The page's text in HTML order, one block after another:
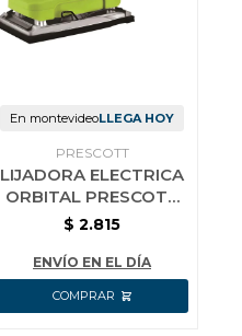
En montevideoLLEGA HOY
PRESCOTT
LIJADORA ELECTRICA
ORBITAL PRESCOTT
320W 14000 RPM
$ 2.815
ENVÍO EN EL DÍA